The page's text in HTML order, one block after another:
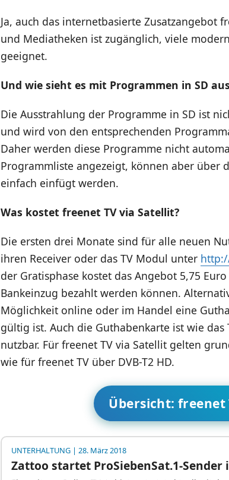
Ja, auch das internetbasierte Zusatzangebot
und Mediatheken ist zugänglich, viele
geeignet.
Und wie sieht es mit Programmen in SD
Die Ausstrahlung der Programme in SD ist
und wird von den entsprechenden
Daher werden diese Programme nicht
Programmliste angezeigt, können aber über
einfach einfügt werden.
Was kostet freenet TV via Satellit?
Die ersten drei Monate sind für alle neuen
ihren Receiver oder das TV Modul unter
der Gratisphase kostet das Angebot 5,75
Bankeinzug bezahlt werden können.
Möglichkeit online oder im Handel eine
gültig ist. Auch die Guthabenkarte ist wie
nutzbar. Für freenet TV via Satellit gelten
wie für freenet TV über DVB-T2 HD.
Übersicht: freenet
UNTERHALTUNG| 28. März 2018
Zattoo startet ProSiebenSat.1-Sender